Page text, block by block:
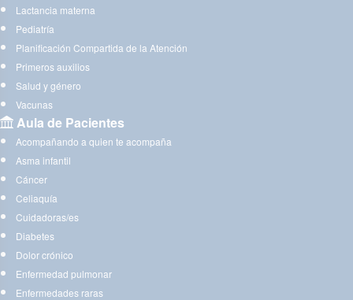
Lactancia materna
Pediatría
Planificación Compartida de la Atención
Primeros auxilios
Salud y género
Vacunas
Aula de Pacientes
Acompañando a quien te acompaña
Asma infantil
Cáncer
Celiaquía
Cuidadoras/es
Diabetes
Dolor crónico
Enfermedad pulmonar
Enfermedades raras